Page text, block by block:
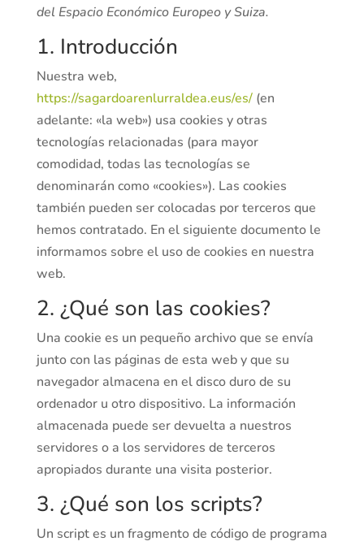
del Espacio Económico Europeo y Suiza.
1. Introducción
Nuestra web,
https://sagardoarenlurraldea.eus/es/(en
adelante: «la web») usa cookies y otras
tecnologías relacionadas (para mayor
comodidad, todas las tecnologías se
denominarán como «cookies»). Las cookies
también pueden ser colocadas por terceros que
hemos contratado. En el siguiente documento le
informamos sobre el uso de cookies en nuestra
web.
2. ¿Qué son las cookies?
Una cookie es un pequeño archivo que se envía
junto con las páginas de esta web y que su
navegador almacena en el disco duro de su
ordenador u otro dispositivo. La información
almacenada puede ser devuelta a nuestros
servidores o a los servidores de terceros
apropiados durante una visita posterior.
3. ¿Qué son los scripts?
Un script es un fragmento de código de programa